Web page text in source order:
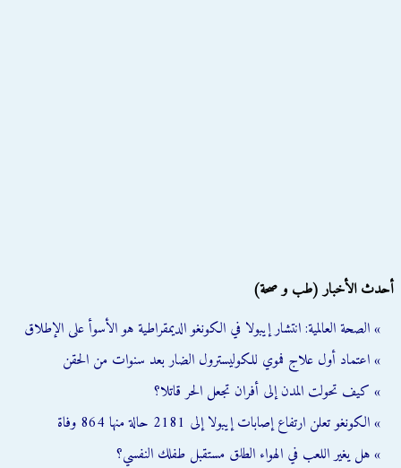
أحدث الأخبار (طب و صحة)
» الصحة العالمية: انتشار إيبولا في الكونغو الديمقراطية هو الأسوأ على الإطلاق
» اعتماد أول علاج فموي للكوليسترول الضار بعد سنوات من الحقن
» كيف تحولت المدن إلى أفران تجعل الحر قاتلا؟
» الكونغو تعلن ارتفاع إصابات إيبولا إلى 2181 حالة منها 864 وفاة
» هل يغير اللعب في الهواء الطلق مستقبل طفلك النفسي؟